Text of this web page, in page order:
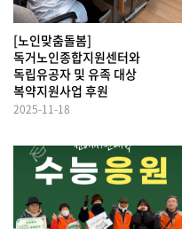
[노인맞춤돌봄]
독거노인종합지원센터와
독립유공자 및 유족 대상
복약지원사업 후원
2025-11-18